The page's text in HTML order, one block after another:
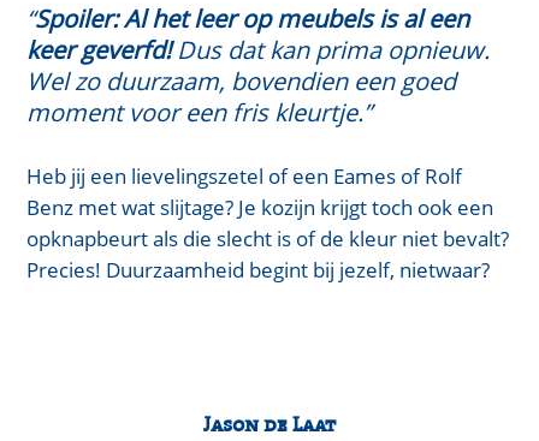
“Spoiler: Al het leer op meubels is al een
keer geverfd!Dus dat kan prima opnieuw.
Wel zo duurzaam, bovendien een goed
moment voor een fris kleurtje.”
Heb jij een lievelingszetel of een Eames of Rolf
Benz met wat slijtage? Je kozijn krijgt toch ook een
opknapbeurt als die slecht is of de kleur niet bevalt?
Precies! Duurzaamheid begint bij jezelf, nietwaar?
Jason de Laat